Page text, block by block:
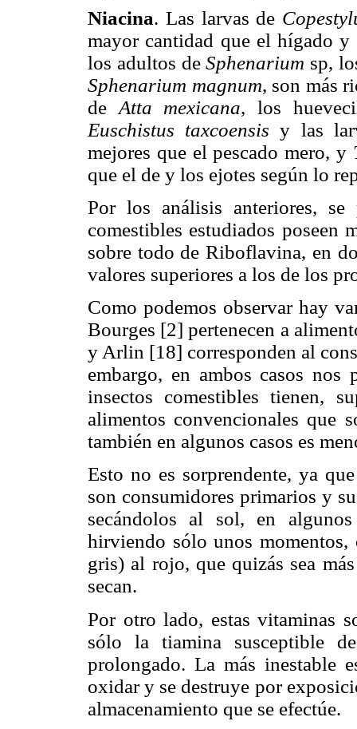
Niacina. Las larvas de
mayor cantidad que el hígado
los adultos deSphenarium sp,
Sphenarium magnum, son más
de Atta mexicana, los
Euschistus taxcoensis y las
mejores que el pescado mero, y
que el de y los ejotes según lo
Por los análisis anteriores,
comestibles estudiados
sobre todo de Riboflavina, en
valores superiores a los de los
Como podemos observar hay
Bourges [2] pertenecen a
y Arlin [18] corresponden al
embargo, en ambos casos
insectos comestibles tienen,
alimentos convencionales que
también en algunos casos es
Esto no es sorprendente, ya
son consumidores primarios y
secándolos al sol, en
hirviendo sólo unos
gris) al rojo, que quizás sea
secan.
Por otro lado, estas vitaminas
sólo la tiamina susceptible
prolongado. La más inestable
oxidar y se destruye por
almacenamiento que se efectúe.